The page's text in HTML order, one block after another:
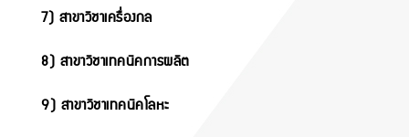
7) สาขาวิชาเครื่องกล
8) สาขาวิชาเทคนิคการผลิต
9) สาขาวิชาเทคนิคโลหะ